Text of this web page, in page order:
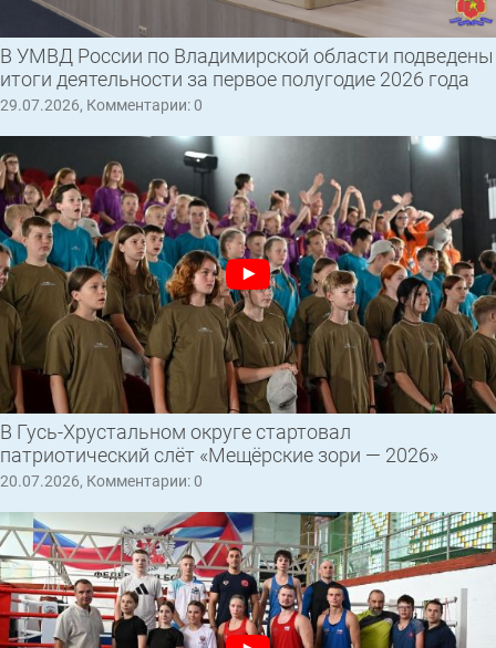
В УМВД России по Владимирской области подведены
итоги деятельности за первое полугодие 2026 года
29.07.2026, Комментарии: 0
В Гусь-Хрустальном округе стартовал
патриотический слёт «Мещёрские зори — 2026»
20.07.2026, Комментарии: 0